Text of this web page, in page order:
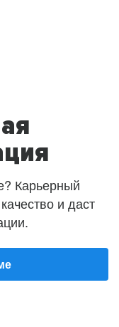
Карьерный
и даст